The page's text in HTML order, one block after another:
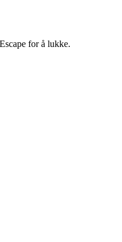
for å lukke.